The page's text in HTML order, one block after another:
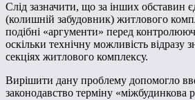
Слід зазначити, що за інших обставин
(колишній забудовник) житлового
подібні «аргументи» перед
оскільки технічну можливість відразу
секціях житлового комплексу.
Вирішити дану проблему допомогло
законодавство терміну «міжбудинкова